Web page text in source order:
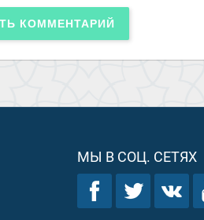
КОММЕНТАРИЙ
МЫ В СОЦ. СЕТЯХ